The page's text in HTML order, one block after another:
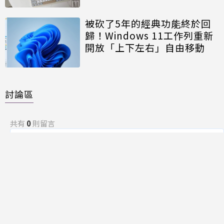
被砍了5年的經典功能終於回
歸！Windows 11工作列重新
開放「上下左右」自由移動
討論區
共有 0則留言